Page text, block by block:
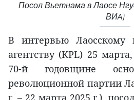
Посол Вьетнама в Лаосе
ВИA)
В интервью Лаосскому
агентству (KPL) 25
70-й годовщине
революционной партии